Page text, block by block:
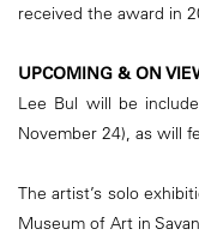
received the award in
UPCOMING & ON
Lee Bul will be
November 24), as will
The artist’s solo
Museum of Art in